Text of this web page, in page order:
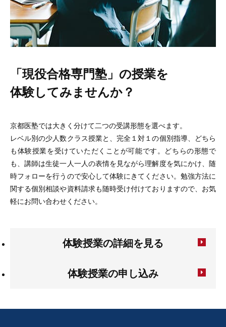
「現役合格専門塾」の授業を
体験してみませんか？
京都医塾では大きく分けて二つの受講形態を選べます。
レベル別の少人数クラス授業と、完全１対１の個別指導、どちら
も体験授業を受けていただくことが可能です。どちらの形態で
も、講師は生徒一人一人の表情を見ながら理解度を気にかけ、随
時フォローを行うので安心して体験にきてください。勉強方法に
関する個別相談や資料請求も随時受け付けておりますので、お気
軽にお問い合わせください。
体験授業の詳細を見る
体験授業の申し込み